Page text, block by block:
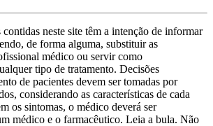
neste site têm a intenção de informar
de forma alguma, substituir as
médico ou servir como
tipo de tratamento. Decisões
de pacientes devem ser tomadas por
considerando as características de cada
os sintomas, o médico deverá ser
médico e o farmacêutico. Leia a bula. Não